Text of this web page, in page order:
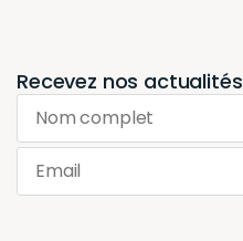
Recevez nos actualités
Nom complet
Email